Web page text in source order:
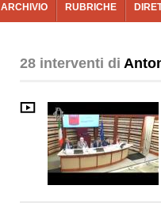
ARCHIVIO RUBRICHE
28 interventi di